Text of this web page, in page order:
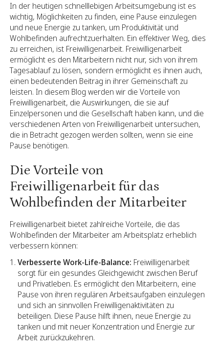
In der heutigen schnelllebigen Arbeitsumgebung ist es
wichtig, Möglichkeiten zu finden, eine Pause einzulegen
und neue Energie zu tanken, um Produktivität und
Wohlbefinden aufrechtzuerhalten. Ein effektiver Weg, dies
zu erreichen, ist Freiwilligenarbeit. Freiwilligenarbeit
ermöglicht es den Mitarbeitern nicht nur, sich von ihrem
Tagesablauf zu lösen, sondern ermöglicht es ihnen auch,
einen bedeutenden Beitrag in ihrer Gemeinschaft zu
leisten. In diesem Blog werden wir die Vorteile von
Freiwilligenarbeit, die Auswirkungen, die sie auf
Einzelpersonen und die Gesellschaft haben kann, und die
verschiedenen Arten von Freiwilligenarbeit untersuchen,
die in Betracht gezogen werden sollten, wenn sie eine
Pause benötigen.
Die Vorteile von
Freiwilligenarbeit für das
Wohlbefinden der Mitarbeiter
Freiwilligenarbeit bietet zahlreiche Vorteile, die das
Wohlbefinden der Mitarbeiter am Arbeitsplatz erheblich
verbessern können:
Verbesserte Work-Life-Balance: Freiwilligenarbeit
sorgt für ein gesundes Gleichgewicht zwischen Beruf
und Privatleben. Es ermöglicht den Mitarbeitern, eine
Pause von ihren regulären Arbeitsaufgaben einzulegen
und sich an sinnvollen Freiwilligenaktivitäten zu
beteiligen. Diese Pause hilft ihnen, neue Energie zu
tanken und mit neuer Konzentration und Energie zur
Arbeit zurückzukehren.